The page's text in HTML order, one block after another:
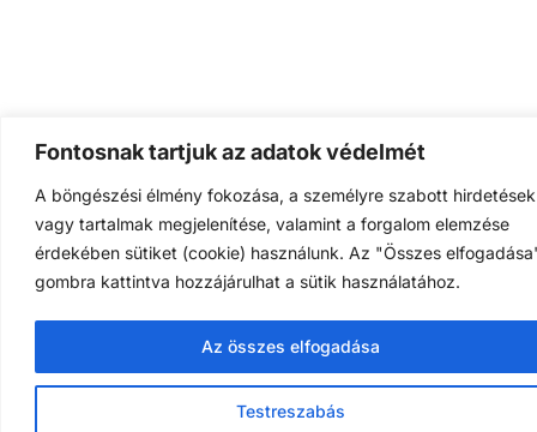
Fontosnak tartjuk az adatok védelmét
A böngészési élmény fokozása, a személyre szabott hirdetések
vagy tartalmak megjelenítése, valamint a forgalom elemzése
érdekében sütiket (cookie) használunk. Az "Összes
gombra kattintva hozzájárulhat a sütik használatához.
Testreszabás
Az összes elfogadása